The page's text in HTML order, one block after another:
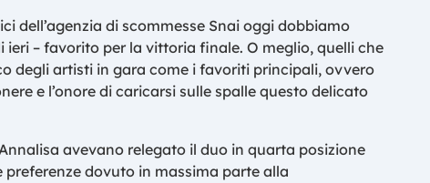
dell’agenzia di scommesse Snai oggi dobbiamo
– favorito per la vittoria finale. O meglio, quelli che
degli artisti in gara come i favoriti principali, ovvero
e l’onore di caricarsi sulle spalle questo delicato
avevano relegato il duo in quarta posizione
preferenze dovuto in massima parte alla